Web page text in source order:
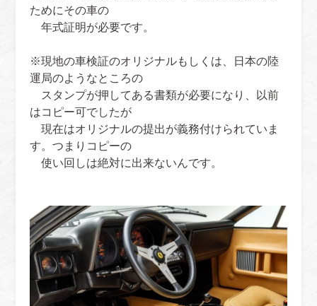
ためにその車の
年式証明が必要です。
※現地の車検証のオリジナルもしくは、日本の陸
運局のようなところの
スタンプが押してある書類が必要になり、以前
はコピー可でしたが
現在はオリジナルの提出が義務付けられていま
す。つまりコピーの
使い回しは絶対に出来ないんです。